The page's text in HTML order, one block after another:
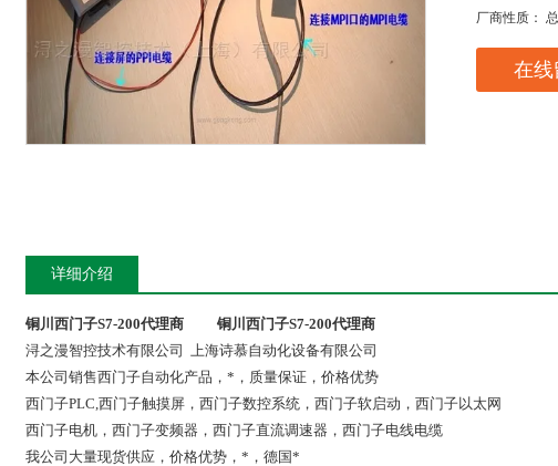
厂商性质：
在线
详细介绍
铜川西门子S7-200代理商
铜川西门子S7-200代理商
浔之漫智控技术有限公司 上海诗慕自动化设备有限公司
本公司销售西门子自动化产品，*，质量保证，价格优势
西门子PLC,西门子触摸屏，西门子数控系统，西门子软启动，西门子以太网
西门子电机，西门子变频器，西门子直流调速器，西门子电线电缆
我公司大量现货供应，价格优势，*，德国*